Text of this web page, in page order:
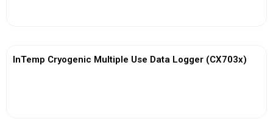
InTemp Cryogenic Multiple Use Data Logger (CX703x)